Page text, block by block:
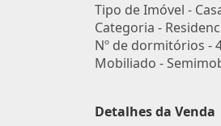
Tipo de Imóvel -
Categoria -
Nº de dormitórios -
Mobiliado -
Detalhes da Venda